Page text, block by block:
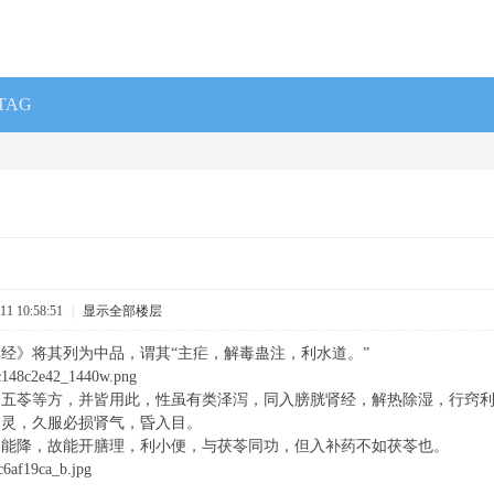
10:58:51 显示全部楼层
》将其列为中品，谓其“主疟，解毒蛊注，利水道。”
苓等方，并皆用此，性虽有类泽泻，同入膀胱肾经，解热除湿，行窍
，久服必损肾气，昏入目。
降，故能开膳理，利小便，与茯苓同功，但入补药不如茯苓也。